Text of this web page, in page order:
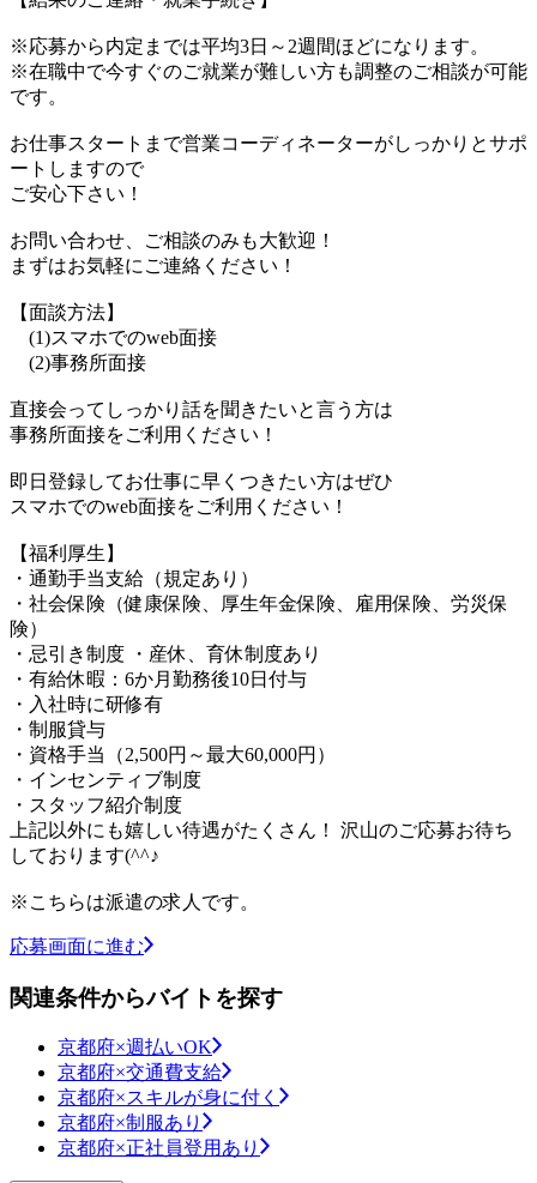
※応募から内定までは平均3日～2週間ほどになります。
※在職中で今すぐのご就業が難しい方も調整のご相談が可能
です。
お仕事スタートまで営業コーディネーターがしっかりとサポ
ートしますので
ご安心下さい！
お問い合わせ、ご相談のみも大歓迎！
まずはお気軽にご連絡ください！
【面談方法】
(1)スマホでのweb面接
(2)事務所面接
直接会ってしっかり話を聞きたいと言う方は
事務所面接をご利用ください！
即日登録してお仕事に早くつきたい方はぜひ
スマホでのweb面接をご利用ください！
【福利厚生】
・通勤手当支給（規定あり）
・社会保険（健康保険、厚生年金保険、雇用保険、労災保
険）
・忌引き制度 ・産休、育休制度あり
・有給休暇：6か月勤務後10日付与
・入社時に研修有
・制服貸与
・資格手当（2,500円～最大60,000円）
・インセンティブ制度
・スタッフ紹介制度
上記以外にも嬉しい待遇がたくさん！ 沢山のご応募お待ち
しております(^^♪
※こちらは派遣の求人です。
応募画面に進む
関連条件からバイトを探す
京都府×週払いOK
京都府×交通費支給
京都府×スキルが身に付く
京都府×制服あり
京都府×正社員登用あり